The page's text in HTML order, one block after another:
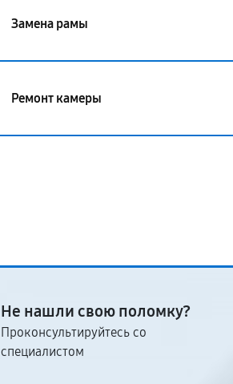
Замена рамы
Ремонт камеры
Не нашли свою поломку?
Проконсультируйтесь со
специалистом